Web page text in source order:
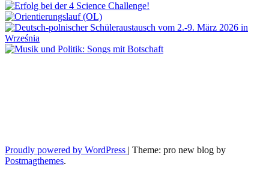
Proudly powered by WordPress | Theme: pro new blog by
Postmagthemes.